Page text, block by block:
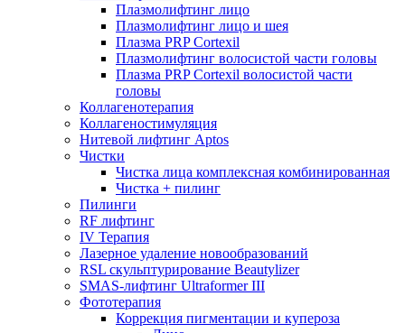
Плазмолифтинг лицо
Плазмолифтинг лицо и шея
Плазма PRP Cortexil
Плазмолифтинг волосистой части головы
Плазма PRP Cortexil волосистой части
головы
Коллагенотерапия
Коллагеностимуляция
Нитевой лифтинг Aptos
Чистки
Чистка лица комплексная комбинированная
Чистка + пилинг
Пилинги
RF лифтинг
IV Терапия
Лазерное удаление новообразований
RSL скульптурирование Beautylizer
SMAS-лифтинг Ultraformer III
Фототерапия
Коррекция пигментации и купероза